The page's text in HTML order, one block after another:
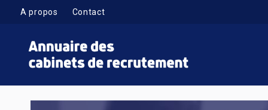
A propos Contact